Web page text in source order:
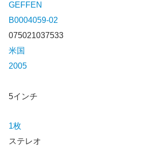
GEFFEN
B0004059-02
075021037533
米国
2005
5インチ
1枚
ステレオ